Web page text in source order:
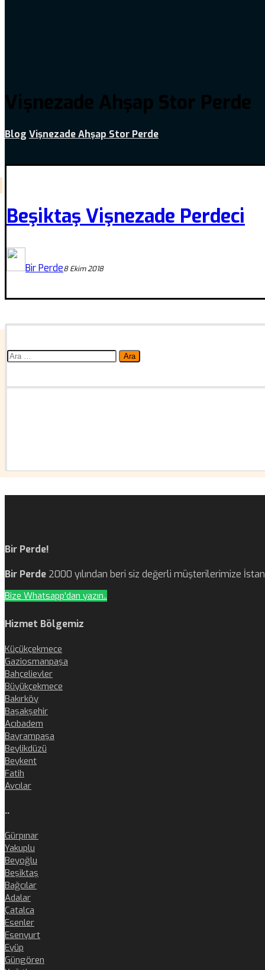
Vişnezade Ahşap Stor Perde
Blog Vişnezade Ahşap Stor Perde
Beşiktaş Vişnezade Perdeci
Bir Perde8 Ekim 2018
Arama:
Bir Perde!
Bir Perde 2000 yılından beri siz değerli müşterilerimize
Bize Whatsapp'dan yazın..
Hizmet Bölgemiz
Küçükçekmece
Gaziosmanpaşa
Bahçelievler
Büyükçekmece
Bakırköy
Başakşehir
Acıbadem
Bayrampaşa
Beylikdüzü
Beykent
Fatih
Avcılar
..
Gürpınar
Yakuplu
Beyoğlu
Beşiktaş
Bağcılar
Adalar
Çatalca
Esenler
Esenyurt
Eyüp
Güngören